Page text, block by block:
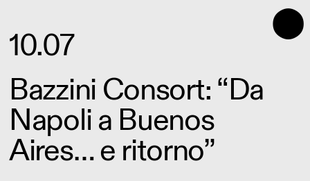
⬤
10.07
Bazzini Consort: “Da
Napoli a Buenos
Aires… e ritorno”